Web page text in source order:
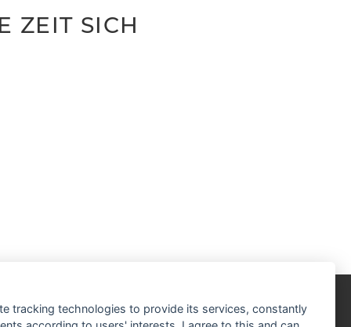
ZEIT SICH
tracking technologies to provide its services, constantly